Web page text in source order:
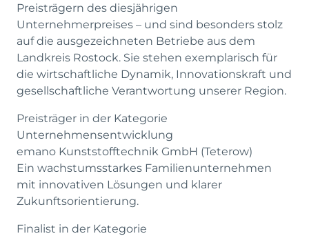
Preisträgern des diesjährigen
Unternehmerpreises – und sind besonders stolz
auf die ausgezeichneten Betriebe aus dem
Landkreis Rostock. Sie stehen exemplarisch für
die wirtschaftliche Dynamik, Innovationskraft und
gesellschaftliche Verantwortung unserer Region.
Preisträger in der Kategorie
Unternehmensentwicklung
emano Kunststofftechnik GmbH (Teterow)
Ein wachstumsstarkes Familienunternehmen
mit innovativen Lösungen und klarer
Zukunftsorientierung.
Finalist in der Kategorie